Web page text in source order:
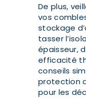
De plus,
vos
stockage
tasser
épaisseur,
efficacité
conseils
protection
pour les